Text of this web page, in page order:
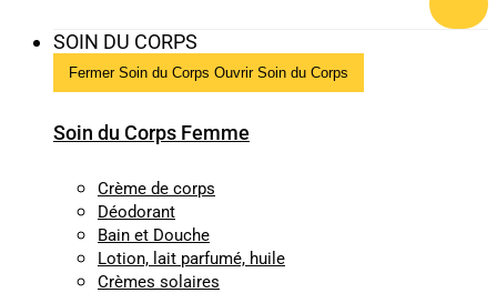
SOIN DU CORPS
Fermer Soin du Corps Ouvrir Soin du Corps
Soin du Corps Femme
Crème de corps
Déodorant
Bain et Douche
Lotion, lait parfumé, huile
Crèmes solaires